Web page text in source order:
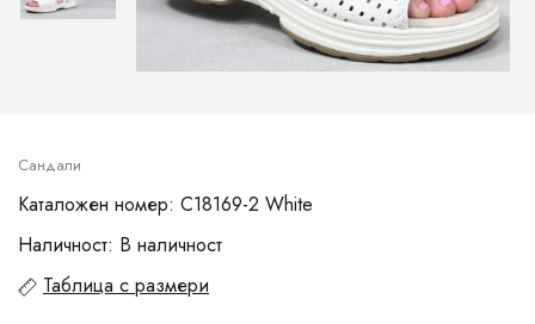
Сандали
Каталожен номер: C18169-2 White
Наличност: В наличност
Таблица с размери